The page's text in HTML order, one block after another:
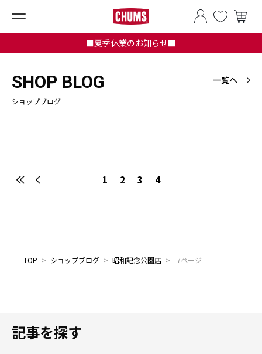
■夏季休業のお知らせ■
SHOP BLOG
ショップブログ
一覧へ
1 2 3 4
TOP > ショップブログ > 昭和記念公園店 > 7ページ
記事を探す